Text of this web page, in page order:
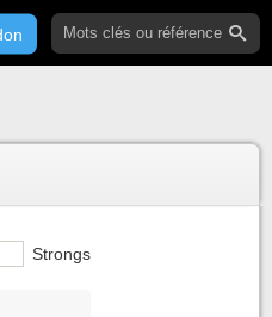
Strongs